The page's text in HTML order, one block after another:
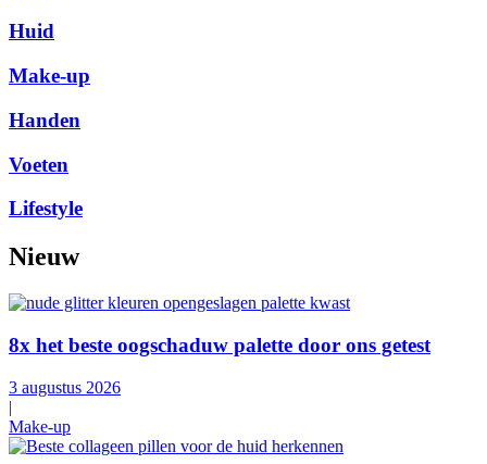
Huid
Make-up
Handen
Voeten
Lifestyle
Nieuw
8x het beste oogschaduw palette door ons getest
3 augustus 2026
|
Make-up